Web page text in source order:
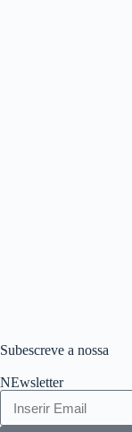
Subescreve a nossa
NEwsletter